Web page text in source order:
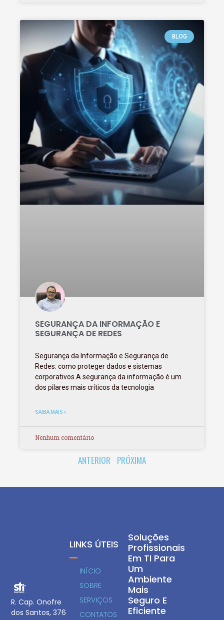
BLOG
SEGURANÇA DA INFORMAÇÃO E
SEGURANÇA DE REDES
Segurança da Informação e Segurança de
Redes: como proteger dados e sistemas
corporativos A segurança da informação é um
dos pilares mais críticos da tecnologia
SAIBA MAIS »
Nenhum comentário
ANTERIOR PRÓXIMA
R. Cap. Onofre
dos Santos, 376
Soluções
Profissionais
Em TI Para
Um
Ambiente
Mais
Seguro E
Eficiente
LINKS ÚTEIS
INÍCIO
SOBRE
SERVIÇOS
CONTATOS